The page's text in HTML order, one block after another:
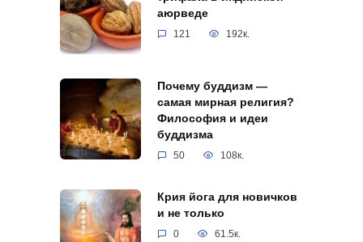
аюрведе
121 192к.
Почему буддизм —
самая мирная религия?
Философия и идеи
буддизма
50 108к.
Крия йога для новичков
и не только
0 61.5к.